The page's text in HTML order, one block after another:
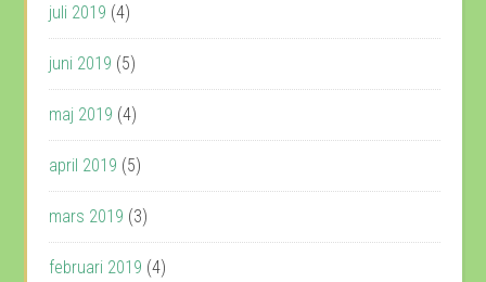
juli 2019 (4)
juni 2019 (5)
maj 2019 (4)
april 2019 (5)
mars 2019 (3)
februari 2019 (4)